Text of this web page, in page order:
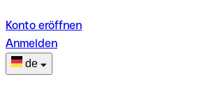
Konto eröffnen
Anmelden
de